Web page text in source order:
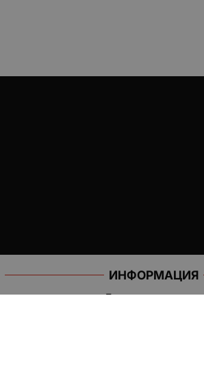
ИНФОРМАЦИЯ
Доставка и плащане